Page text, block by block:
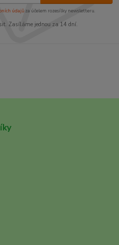
údajůza účelem rozesílky newsletteru.
Zasíláme jednou za 14 dní.